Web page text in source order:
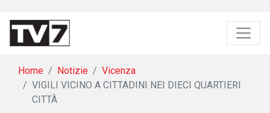
Home Notizie
Vicenza
VIGILI VICINO A CITTADINI NEI DIECI QUARTIERI
CITTÀ